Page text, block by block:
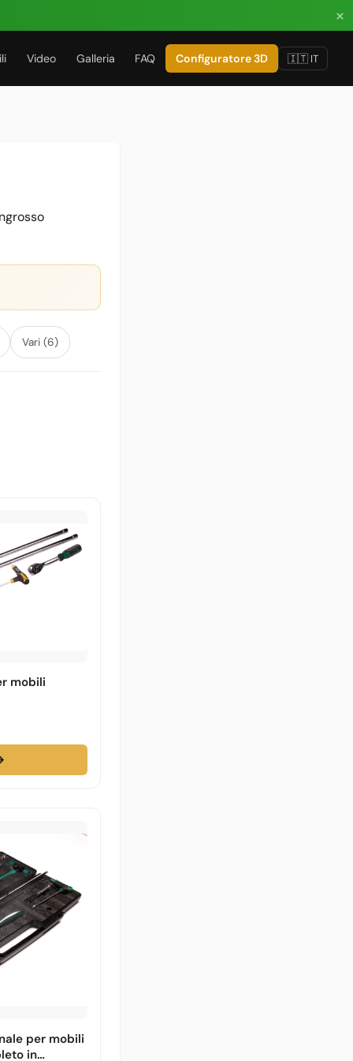
×
Video Galleria FAQ Configuratore 3D 🇮🇹 IT
Vari (6)
mobili
per mobili
in